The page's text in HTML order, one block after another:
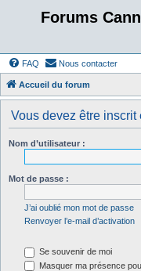
Forums
FAQ Nous contacter
Accueil du forum
Vous devez être inscrit
Nom d’utilisateur :
Mot de passe :
J’ai oublié mon mot de passe
Renvoyer l’e-mail d’activation
Se souvenir de moi
Masquer ma présence